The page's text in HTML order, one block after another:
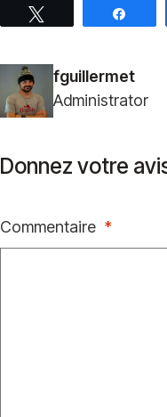
fguillermet
Administrator
Donnez votre
Commentaire *